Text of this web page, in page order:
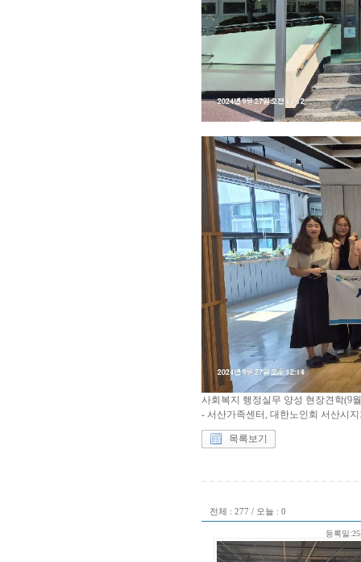
사회복지 행정실무 양성 현장견학(9
- 서산가족센터, 대한노인회 서산시
목록보기
전체 : 277 / 오늘 : 0
등록일